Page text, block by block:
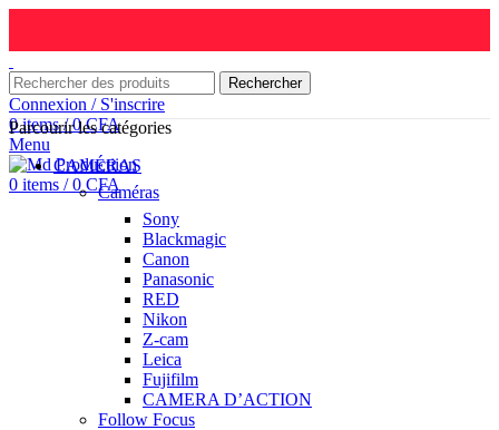
Rechercher
Connexion / S'inscrire
0items / 0CFA
Menu
0 items / 0 CFA
Parcourir les catégories
CAMÉRAS
Caméras
Sony
Blackmagic
Canon
Panasonic
RED
Nikon
Z-cam
Leica
Fujifilm
CAMERA D’ACTION
Follow Focus